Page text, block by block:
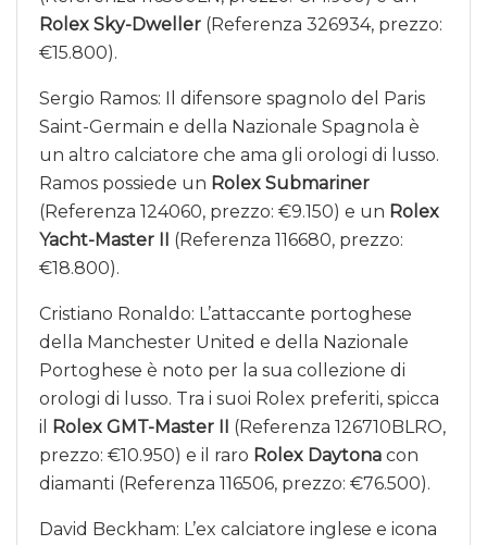
Rolex Sky-Dweller (Referenza 326934, prezzo:
€15.800).
Sergio Ramos: Il difensore spagnolo del Paris
Saint-Germain e della Nazionale Spagnola è
un altro calciatore che ama gli orologi di lusso.
Ramos possiede un Rolex Submariner
(Referenza 124060, prezzo: €9.150) e un Rolex
Yacht-Master II (Referenza 116680, prezzo:
€18.800).
Cristiano Ronaldo: L’attaccante portoghese
della Manchester United e della Nazionale
Portoghese è noto per la sua collezione di
orologi di lusso. Tra i suoi Rolex preferiti, spicca
il
Rolex GMT-Master II (Referenza 126710BLRO,
prezzo: €10.950) e il raro Rolex Daytona con
diamanti (Referenza 116506, prezzo: €76.500).
David Beckham: L’ex calciatore inglese e icona